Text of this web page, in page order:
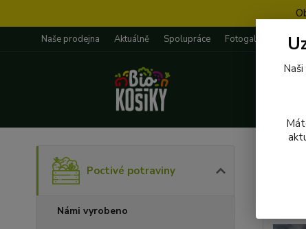
Naše prodejna Aktuálně Spolupráce Fotogalerie
Poctivé potraviny
Námi vyrobeno